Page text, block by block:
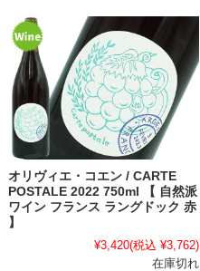
オリヴィエ・コエン / CARTE
POSTALE 2022 750ml 【 自然派
ワイン フランス ラングドック 赤
】
¥3,420(税込 ¥3,762)
在庫切れ